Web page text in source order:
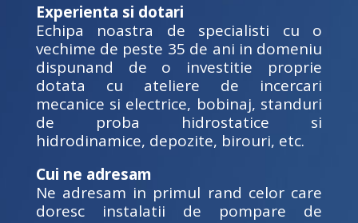
Experienta si dotari
Echipa noastra de specialisti cu o
vechime de peste 35 de ani in domeniu
dispunand de o investitie proprie
dotata cu ateliere de incercari
mecanice si electrice, bobinaj, standuri
de proba hidrostatice si
hidrodinamice, depozite, birouri, etc.
Cui ne adresam
Ne adresam in primul rand celor care
doresc instalatii de pompare de